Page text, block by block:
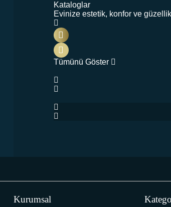
Kataloglar
Evinize estetik, konfor ve
Tümünü Göster
Kurumsal